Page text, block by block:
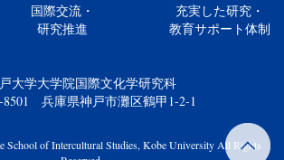
国際交流・
研究推進
充実した研究・
教育サポート体制
大学大学院国際文化学研究科
8501 兵庫県神戸市灘区鶴甲1-2-1
School of Intercultural Studies, Kobe University All Rights